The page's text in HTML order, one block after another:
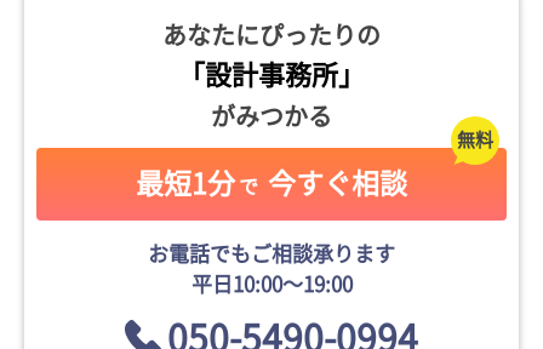
あなたにぴったりの
「設計事務所」
がみつかる
最短1分 で 今すぐ相談
お電話でもご相談承ります
平日10:00〜19:00
050-5490-0994